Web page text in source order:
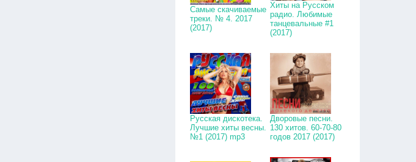
Самые скачиваемые
треки. № 4. 2017
(2017)
Хиты на Русском
радио. Любимые
танцевальные #1
(2017)
Русская дискотека.
Лучшие хиты весны.
№1 (2017) mp3
Дворовые песни.
130 хитов. 60-70-80
годов 2017 (2017)